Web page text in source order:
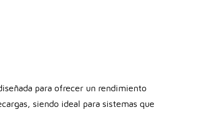
para ofrecer un rendimiento
siendo ideal para sistemas que